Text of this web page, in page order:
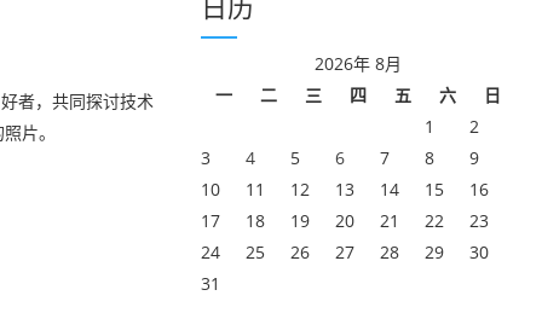
者，共同探讨技术
片。
日历
2026年 8月
一
二 三 四 五 六
日
1
2
3
4 5 6 7 8
9
10
11 12 13 14 15
16
17
18 19 20 21 22
23
24
25 26 27 28 29
30
31